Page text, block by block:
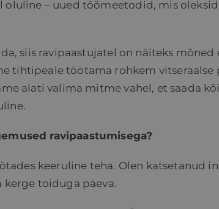
oluline – uued töömeetodid, mis
siis ravipaastujatel on näiteks
tihtipeale töötama rohkem
alati valima mitme vahel, et saada
ravipaastumisega?
keeruline teha. Olen katsetanud
toiduga päeva.